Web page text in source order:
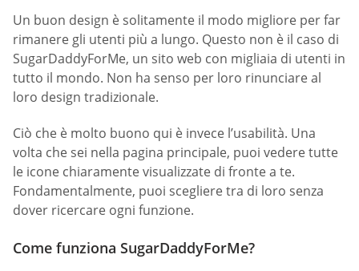
Un buon design è solitamente il modo migliore per far
rimanere gli utenti più a lungo. Questo non è il caso di
SugarDaddyForMe, un sito web con migliaia di utenti in
tutto il mondo. Non ha senso per loro rinunciare al
loro design tradizionale.
Ciò che è molto buono qui è invece l’usabilità. Una
volta che sei nella pagina principale, puoi vedere tutte
le icone chiaramente visualizzate di fronte a te.
Fondamentalmente, puoi scegliere tra di loro senza
dover ricercare ogni funzione.
Come funziona SugarDaddyForMe?